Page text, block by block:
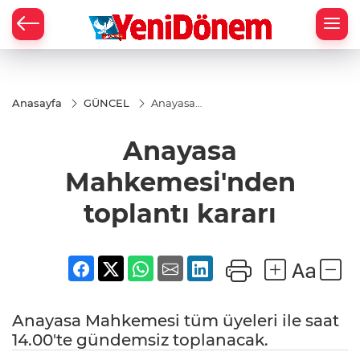
Anasayfa GÜNCEL
Anayasa
Anayasa
Mahkemesi'nden
toplantı kararı
Anayasa Mahkemesi tüm üyeleri ile saat
14.00'te gündemsiz toplanacak.